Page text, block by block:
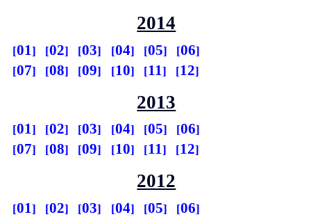
2014
01 02 03 04 05
06
07
08 09 10 11 12
2013
01 02 03 04 05
06
07
08 09 10 11 12
2012
01 02 03 04 05
06